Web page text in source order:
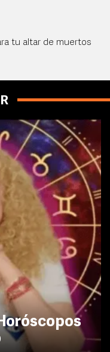
tu altar de muertos